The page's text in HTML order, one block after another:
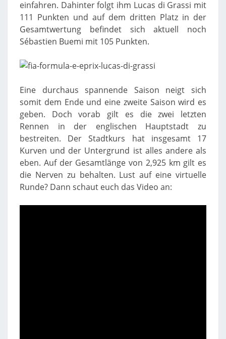
einfahren. Dahinter folgt ihm Lucas di Grassi mit
111 Punkten und auf dem dritten Platz in der
Gesamtwertung befindet sich aktuell noch
Sébastien Buemi mit 105 Punkten.
Eine durchaus spannende Saison neigt sich
somit dem Ende und eine zweite Saison wird es
geben. Doch vorab gilt es die zwei letzten
Rennen in der englischen Hauptstadt zu
bestreiten. Der Stadtkurs hat insgesamt 17
Kurven und der Untergrund ist alles andere als
eben. Auf der Gesamtlänge von 2,925 km gilt es
die Nerven zu behalten. Lust auf eine virtuelle
Runde? Dann schaut euch das Video an: